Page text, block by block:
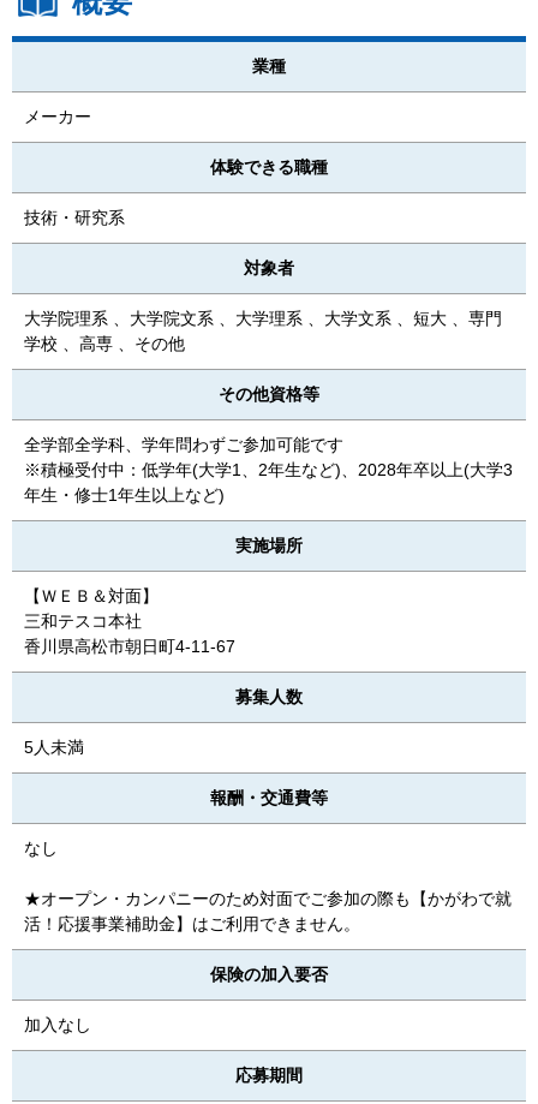
業種
メーカー
体験できる職種
技術・研究系
対象者
大学院理系 、大学院文系 、大学理系 、大学文系 、短大 、専門
学校 、高専 、その他
その他資格等
全学部全学科、学年問わずご参加可能です
※積極受付中：低学年(大学1、2年生など)、2028年卒以上(大学3
年生・修士1年生以上など)
実施場所
【ＷＥＢ＆対面】
三和テスコ本社
香川県高松市朝日町4-11-67
募集人数
5人未満
報酬・交通費等
なし
★オープン・カンパニーのため対面でご参加の際も【かがわで就
活！応援事業補助金】はご利用できません。
保険の加入要否
加入なし
応募期間